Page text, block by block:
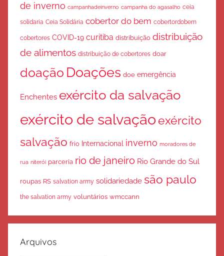
de inverno campanhadeinverno campanha do agasalho ceia
solidaria Ceia Solidária cobertor do bem cobertordobem
cobertores COVID-19 curitiba distribuição distribuição
de alimentos distribuição de cobertores doar
doação Doações doe emergência
Enchentes exército da salvação
exército de salvaçãoexército
salvação frio Internacional inverno moradores de
rua niterói parceria rio de janeiro Rio Grande do Sul
roupas RS salvation army solidariedade são paulo
the salvation army voluntários wmccann
Arquivos